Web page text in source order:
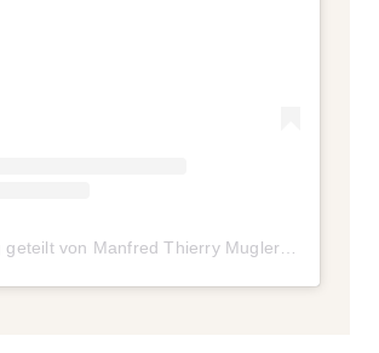
Ein Beitrag geteilt von Manfred Thierry Mugler (@manfredthierrymugler)